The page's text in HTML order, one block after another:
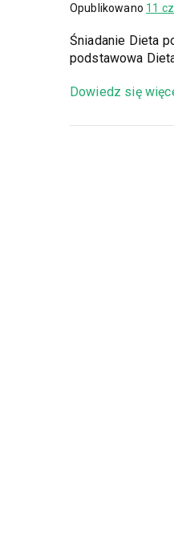
Opublikowano 11
Śniadanie Dieta
podstawowa
Dowiedz się